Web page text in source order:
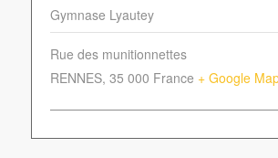
Gymnase Lyautey
Rue des munitionnettes
RENNES, 35 000 France + Google